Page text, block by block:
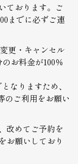
ております。ご
までに必ずご連
更・キャンセル
お料金が100％
なりますため、
ご利用をお願い
改めてご予約を
お願いしており